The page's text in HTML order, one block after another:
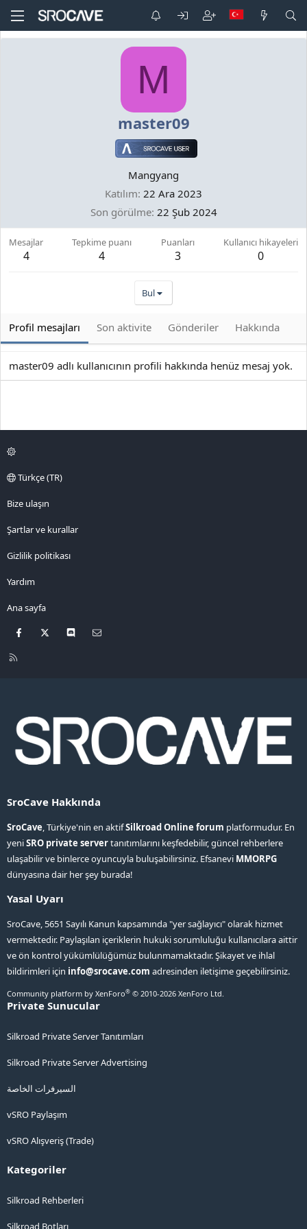
M
master09
Mangyang
Katılım 22 Ara 2023
Son görülme 22 Şub 2024
Mesajlar
4
Tepkime puanı
4
Puanları
3
Kullanıcı hikayeleri
0
Bul
Profil mesajları Son aktivite Gönderiler Hakkında
master09 adlı kullanıcının profili hakkında henüz mesaj yok.
Türkçe (TR)
Bize ulaşın
Şartlar ve kurallar
Gizlilik politikası
Yardım
Ana sayfa
Facebook Discord
R
SroCave Hakkında
SroCave, Türkiye'nin en aktifSilkroad Online forum platformudur. En
yeniSRO private servertanıtımlarını keşfedebilir, güncel rehberlere
ulaşabilir ve binlerce oyuncuyla buluşabilirsiniz. Efsanevi MMORPG
dünyasına dair her şey burada!
Yasal Uyarı
SroCave, 5651 Sayılı Kanun kapsamında "yer sağlayıcı" olarak hizmet
vermektedir. Paylaşılan içeriklerin hukuki sorumluluğu kullanıcılara aittir
ve ön kontrol yükümlülüğümüz bulunmamaktadır. Şikayet ve ihlal
bildirimleri için info@srocave.com adresinden iletişime geçebilirsiniz.
Community platform by XenForo® © 2010-2026 XenForo Ltd.
Private Sunucular
Silkroad Private Server Tanıtımları
Silkroad Private Server Advertising
السيرفرات الخاصة
vSRO Paylaşım
vSRO Alışveriş (Trade)
Kategoriler
Silkroad Rehberleri
Silkroad Botları